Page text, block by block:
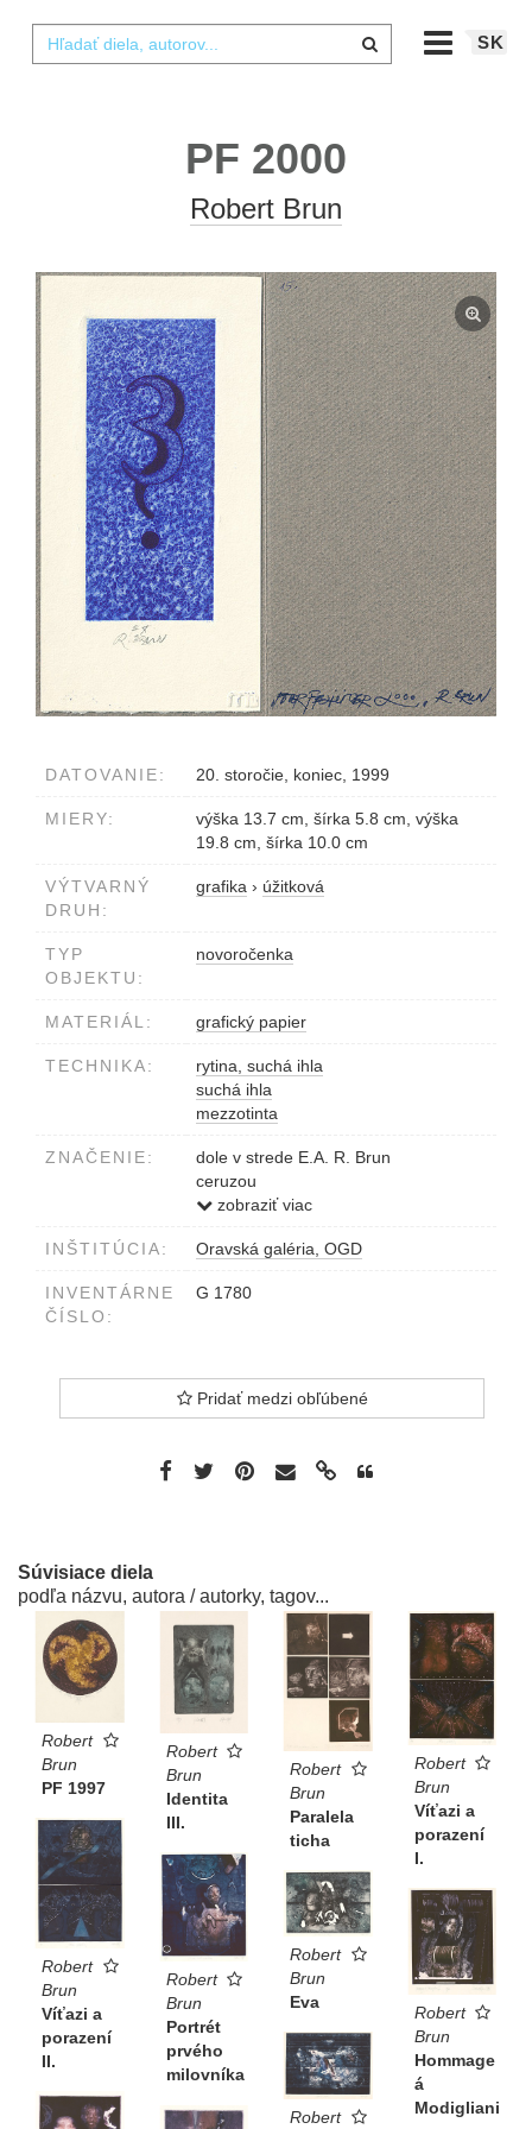
SK
PF 2000
Robert Brun
DATOVANIE: 20. storočie, koniec, 1999
MIERY:
výška 13.7 cm, šírka 5.8 cm, výška
19.8 cm, šírka 10.0 cm
VÝTVARNÝ
DRUH:
grafika › úžitková
TYP
OBJEKTU:
novoročenka
MATERIÁL: grafický papier
TECHNIKA:
rytina, suchá ihla
suchá ihla
mezzotinta
ZNAČENIE:
dole v strede E.A. R. Brun
ceruzou
vpravo dole RB (?)
"POUR FELICITER 2000" R. BRUN
zobraziť viac
INŠTITÚCIA: Oravská galéria, OGD
INVENTÁRNE
ČÍSLO:
G 1780
Pridať medzi obľúbené
Súvisiace diela
podľa názvu, autora / autorky, tagov...
Robert
Brun
PF 1997
Robert
Brun
Identita
III.
Robert
Brun
Paralela
ticha
Robert
Brun
Víťazi a
porazení
I.
Robert
Brun
Víťazi a
porazení
II.
Robert
Brun
Portrét
prvého
milovníka
Robert
Brun
Eva
Robert
Brun
Hommage
á
Modigliani
Robert